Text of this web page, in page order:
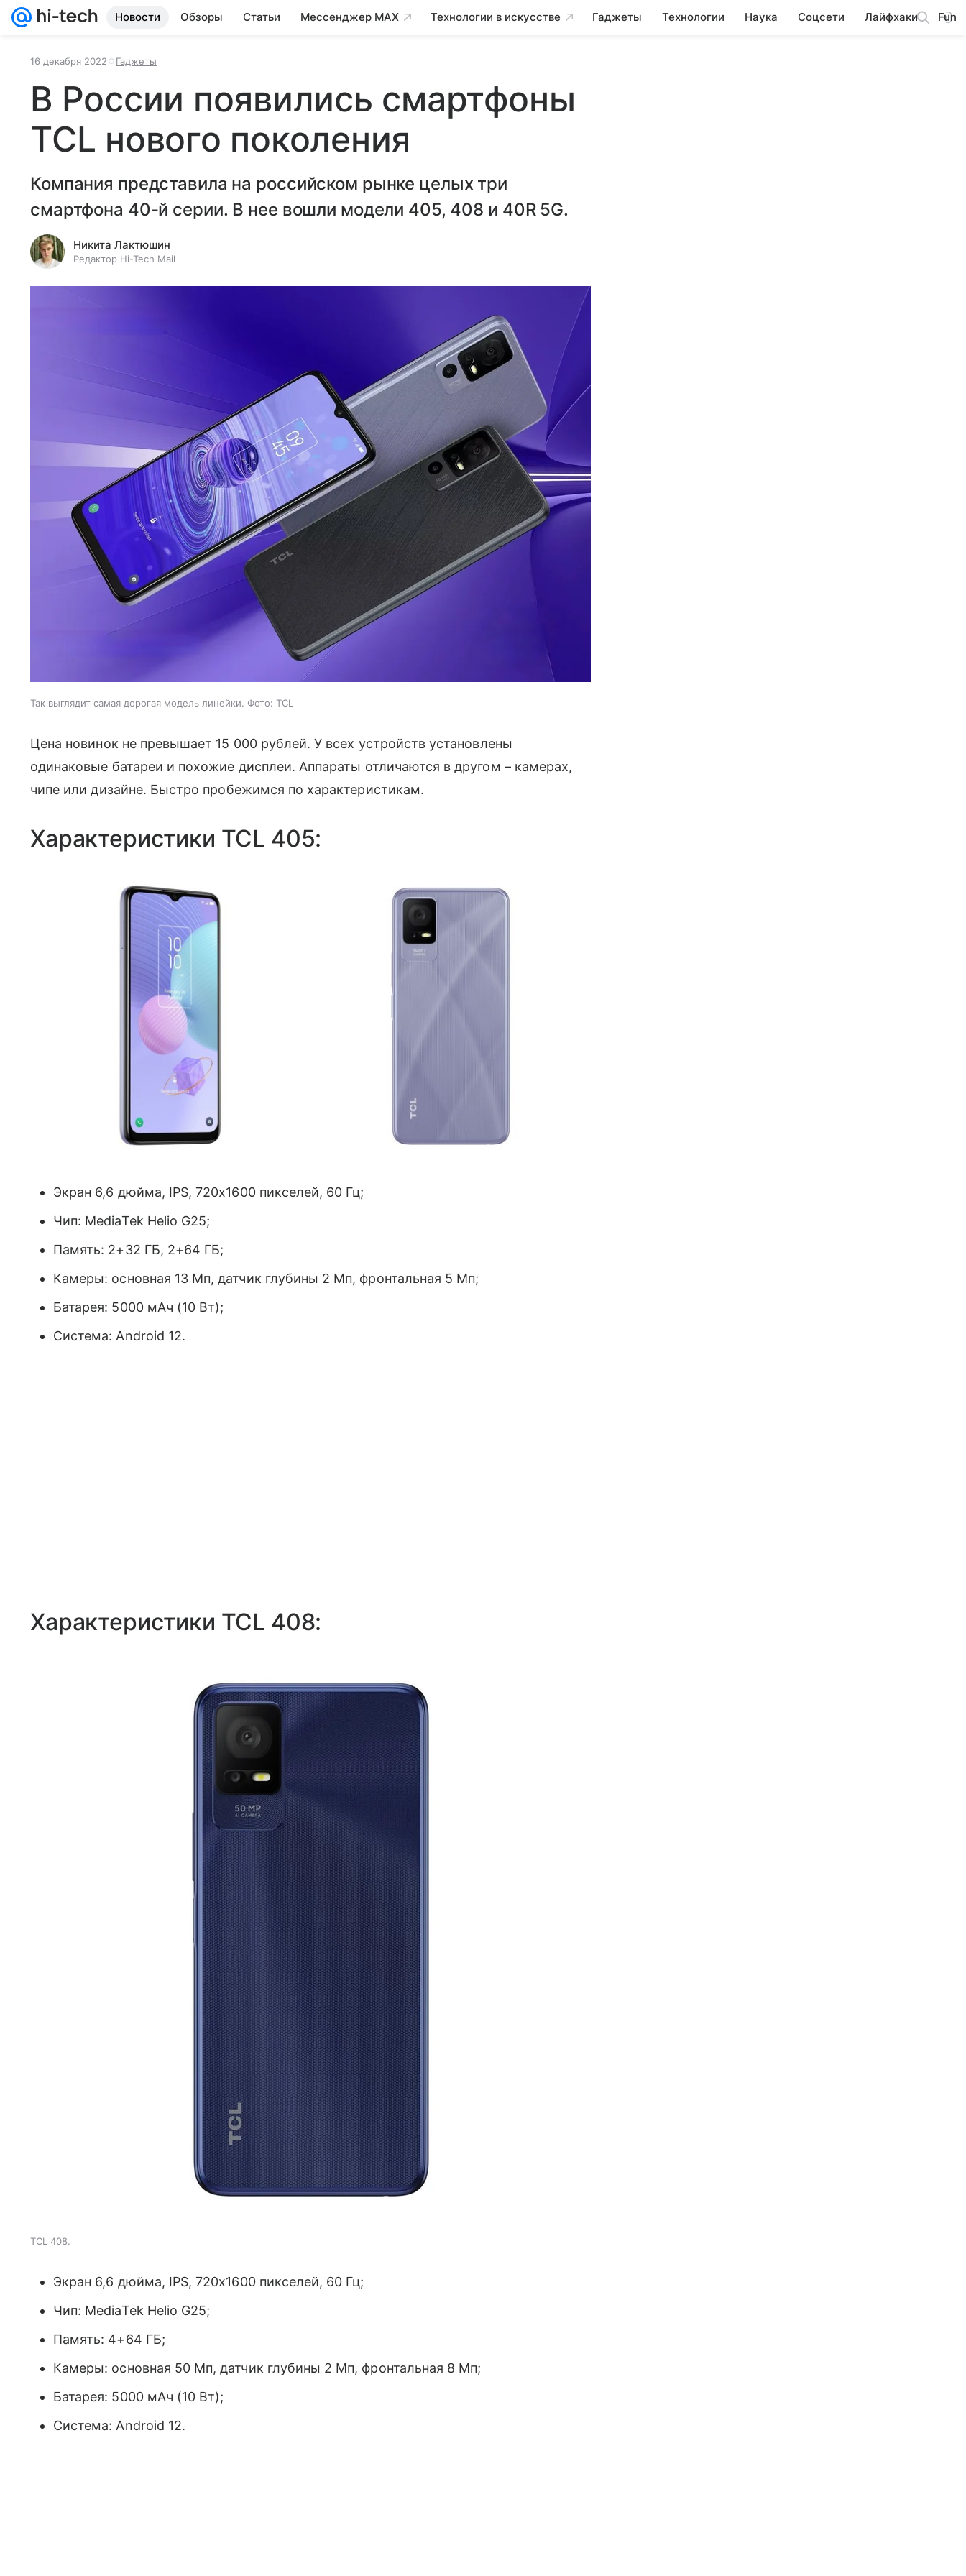
Новости Обзоры Статьи Мессенджер MAX Технологии в искусстве Гаджеты Технологии Наука Соцсети Лайфхаки Fun
16 декабря 2022 Гаджеты
В России появились смартфоны
TCL нового поколения
Компания представила на российском рынке целых три
смартфона 40-й серии. В нее вошли модели 405, 408 и 40R 5G.
Никита Лактюшин
Редактор Hi-Tech Mail
Так выглядит самая дорогая модель линейки. Фото: TCL
Цена новинок не превышает 15 000 рублей. У всех устройств установлены
одинаковые батареи и похожие дисплеи. Аппараты отличаются в другом – камерах,
чипе или дизайне. Быстро пробежимся по характеристикам.
Характеристики TCL 405:
Экран 6,6 дюйма, IPS, 720х1600 пикселей, 60 Гц;
Чип: MediaTek Helio G25;
Память: 2+32 ГБ, 2+64 ГБ;
Камеры: основная 13 Мп, датчик глубины 2 Мп, фронтальная 5 Мп;
Батарея: 5000 мАч (10 Вт);
Система: Android 12.
Характеристики TCL 408:
TCL 408.
Экран 6,6 дюйма, IPS, 720х1600 пикселей, 60 Гц;
Чип: MediaTek Helio G25;
Память: 4+64 ГБ;
Камеры: основная 50 Мп, датчик глубины 2 Мп, фронтальная 8 Мп;
Батарея: 5000 мАч (10 Вт);
Система: Android 12.